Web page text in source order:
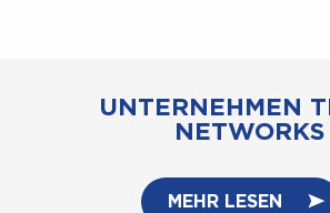
UNTERNEHMEN
NETWORKS
MEHR LESEN